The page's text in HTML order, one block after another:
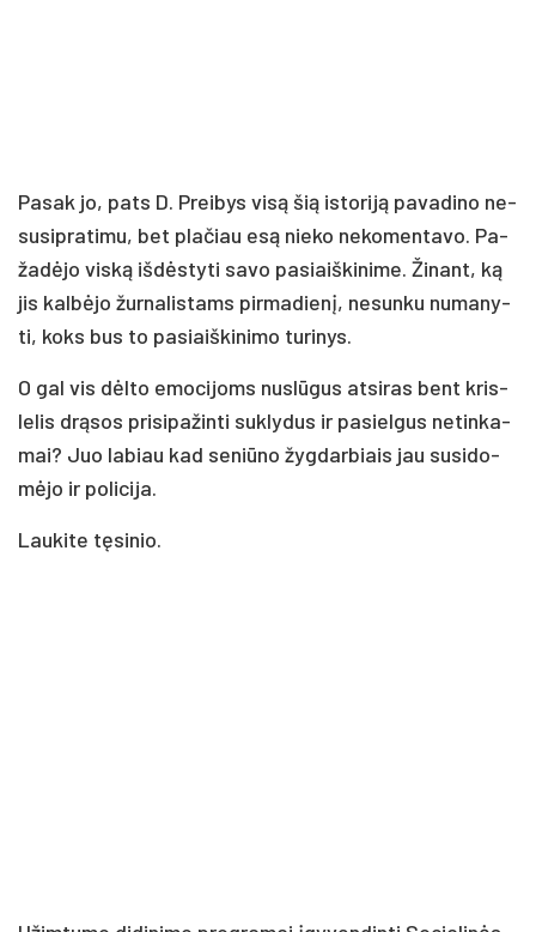
Pa­sak jo, pa­ts D. Prei­bys vi­są šią is­to­ri­ją pa­va­di­no ne­
su­sip­ra­ti­mu, bet pla­čiau esą nie­ko ne­ko­men­ta­vo. Pa­
ža­dė­jo vis­ką iš­dės­ty­ti sa­vo pa­siaiš­ki­ni­me. Ži­nant, ką
jis kal­bė­jo žur­na­lis­tams pir­ma­die­nį, ne­sun­ku nu­ma­ny­
ti, koks bus to pa­siaiš­ki­ni­mo tu­ri­nys.
O gal vis dėl­to emo­ci­joms nu­slū­gus at­si­ras bent kris­
le­lis drą­sos pri­si­pa­žin­ti su­kly­dus ir pa­siel­gus ne­tin­ka­
mai? Juo la­biau kad se­niū­no žyg­dar­biais jau su­si­do­
mė­jo ir po­li­ci­ja.
Lau­ki­te tę­si­nio.